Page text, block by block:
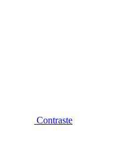
Contraste